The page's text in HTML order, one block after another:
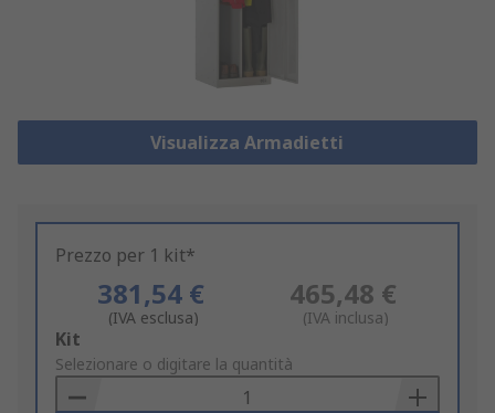
Visualizza Armadietti
Prezzo per 1 kit*
381,54 €
(IVA esclusa)
465,48 €
(IVA inclusa)
Add
to
Basket
Kit
Selezionare o digitare la quantità